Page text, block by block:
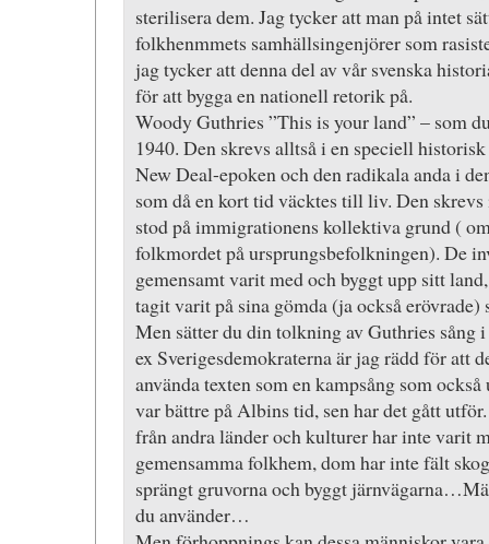
sterilisera dem. Jag tycker att man på intet
folkhenmmets samhällsingenjörer som
jag tycker att denna del av vår svenska
för att bygga en nationell retorik på.
Woody Guthries ”This is your land” – som
1940. Den skrevs alltså i en speciell
New Deal-epoken och den radikala anda i
som då en kort tid väcktes till liv. Den
stod på immigrationens kollektiva grund (
folkmordet på ursprungsbefolkningen). De
gemensamt varit med och byggt upp sitt
tagit varit på sina gömda (ja också erövrade)
Men sätter du din tolkning av Guthries sång
ex Sverigesdemokraterna är jag rädd för att
använda texten som en kampsång som
var bättre på Albins tid, sen har det gått
från andra länder och kulturer har inte varit
gemensamma folkhem, dom har inte fält
sprängt gruvorna och byggt
du använder…